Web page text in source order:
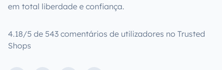
em total liberdade e confiança.
4.18/5 de 543 comentários de utilizadores no Trusted
Shops